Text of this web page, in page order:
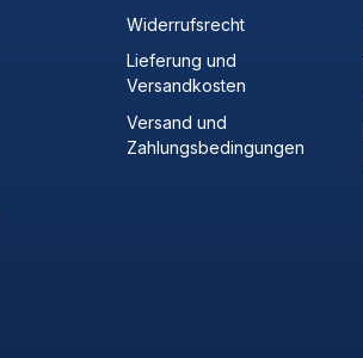
Widerrufsrecht
Lieferung und
Versandkosten
Versand und
Zahlungsbedingungen